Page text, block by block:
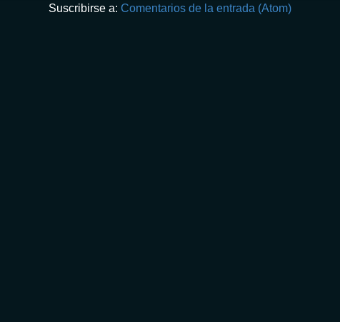
Suscribirse a: Comentarios de la entrada (Atom)